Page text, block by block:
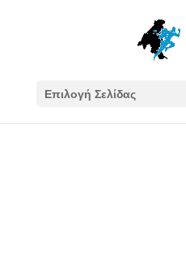
Επιλογή Σελίδας